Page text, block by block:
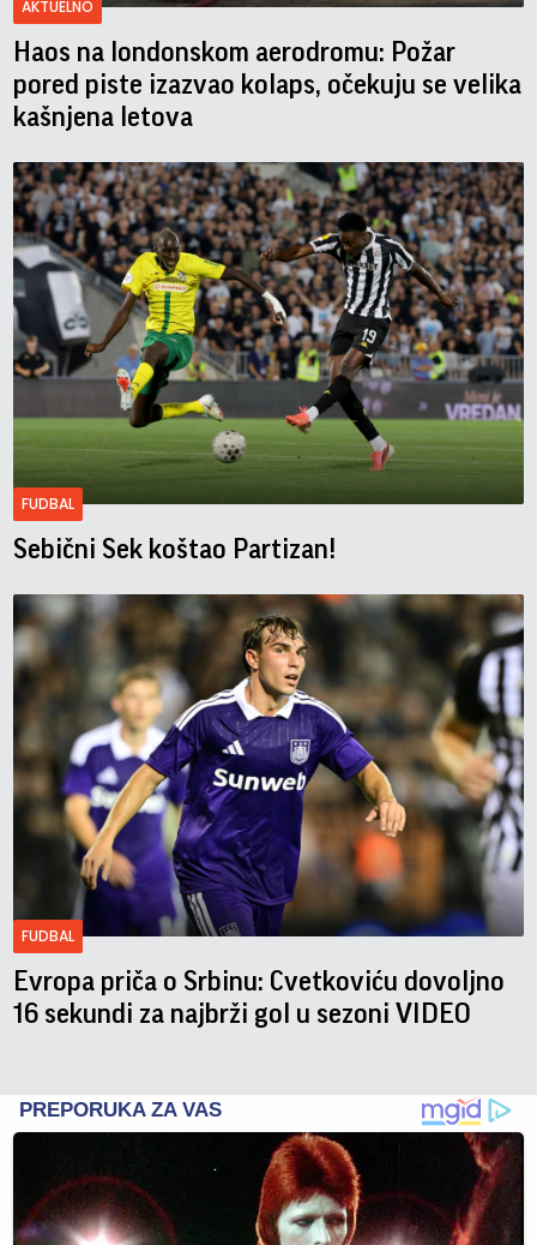
AKTUELNO
Haos na londonskom aerodromu: Požar
pored piste izazvao kolaps, očekuju se velika
kašnjena letova
FUDBAL
Sebični Sek koštao Partizan!
FUDBAL
Evropa priča o Srbinu: Cvetkoviću dovoljno
16 sekundi za najbrži gol u sezoni VIDEO